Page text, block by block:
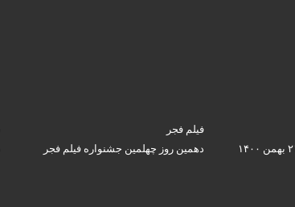
فیلم فجر
دهمین روز چهلمین جشنواره فیلم فجر